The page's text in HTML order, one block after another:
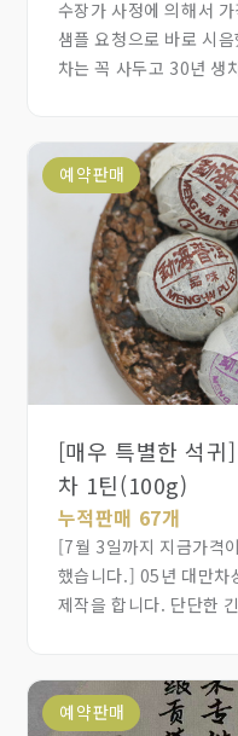
수장가 사정에 의해서
샘플 요청으로 바로 시
차는 꼭 사두고 30년 생
시원하면서 진한 단맛,
복합 향이 나타나고, 빠
균형을 이룬 풍미는 차
정도의 30년 된 노차로
나타나는 기름진 색감
선명하고 잘 익고 있는
대만차상이 맹해차창
넣었고 4의 병배로 생
특징을 갖췄습니다. 그
있고, 생진과 회감이 빠
맛있다고 하는데, 장차
같습니다.
예약판매
[매우 특별한 석
차 1틴(100g)
누적판매 67개
[7월 3일까지 지금가격
했습니다.] 05년 대만차
제작을 합니다. 단단한
편안하게 다가옵니다.
마시면 입안에 단맛이
예약판매